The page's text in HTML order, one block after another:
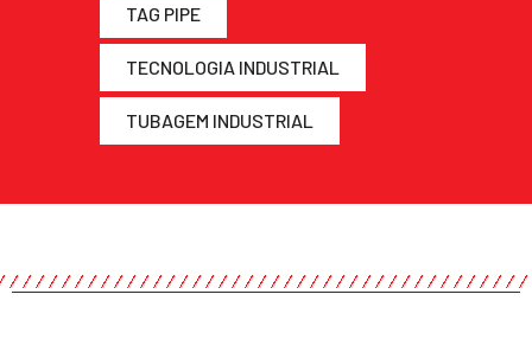
TAG PIPE
TECNOLOGIA INDUSTRIAL
TUBAGEM INDUSTRIAL